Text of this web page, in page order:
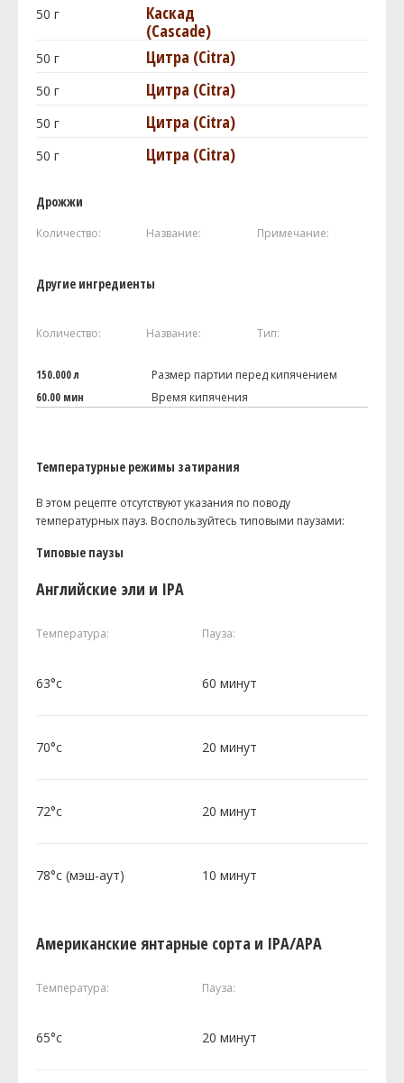
50 г
Каскад
(Cascade)
50 г Цитра (Citra)
50 г Цитра (Citra)
50 г Цитра (Citra)
50 г Цитра (Citra)
Дрожжи
Количество: Название: Примечание:
Другие ингредиенты
Количество: Название: Тип:
150.000 л
Размер партии перед кипячением
60.00 мин
Время кипячения
Температурные режимы затирания
В этом рецепте отсутствуют указания по поводу
температурных пауз. Воспользуйтесь типовыми паузами:
Типовые паузы
Английские эли и IPA
Температура: Пауза:
63°c 60 минут
70°c 20 минут
72°c 20 минут
78°c (мэш-аут) 10 минут
Американские янтарные сорта и IPA/APA
Температура: Пауза:
65°c 20 минут